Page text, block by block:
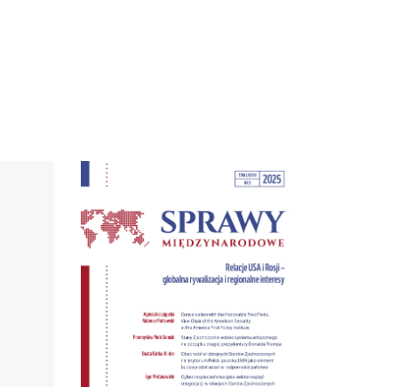
Cover image